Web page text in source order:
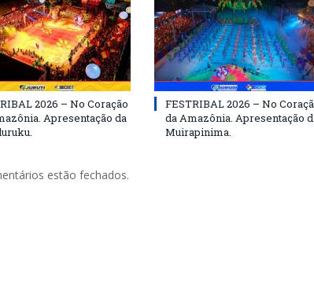
2026 – No Coração
Apresentação da
FESTRIBAL 2026 – No
da Amazônia. Apresentação
Muirapinima.
estão fechados.